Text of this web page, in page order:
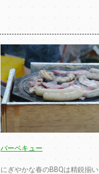
バーベキュー
にぎやかな春のBBQは精鋭揃